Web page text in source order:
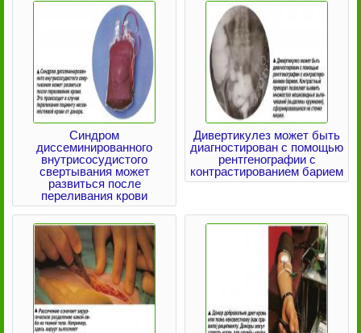
Синдром
диссеминированного
внутрисосудистого
свертывания может
развиться после
переливания крови
Дивертикулез может быть
диагностирован с помощью
рентгенографии с
контрастированием барием